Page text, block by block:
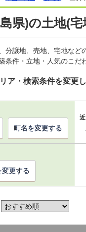
県)の土地(
分譲地、売地、宅地など
条件・立地・人気のこだ
ア・検索条件を変更
町名を変更する
変更する